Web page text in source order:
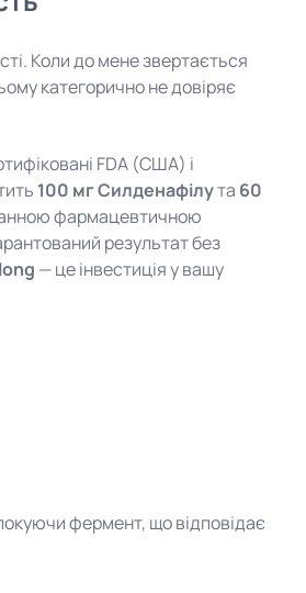
Коли до мене звертається
категорично не довіряє
FDA (США) і
100 мг Силденафілута 60
фармацевтичною
результат без
— це інвестиція у вашу
фермент, що відповідає